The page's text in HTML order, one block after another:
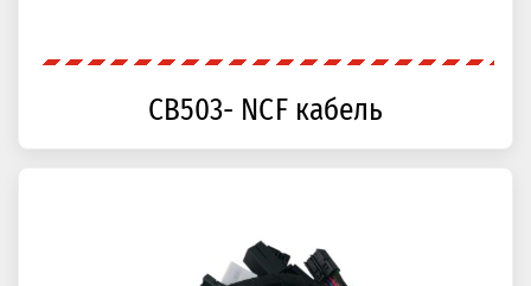
CB503- NCF кабель